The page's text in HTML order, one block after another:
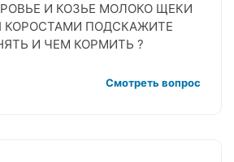
И КОЗЬЕ МОЛОКО ЩЕКИ
ПОДСКАЖИТЕ
И ЧЕМ КОРМИТЬ ?
Смотреть вопрос